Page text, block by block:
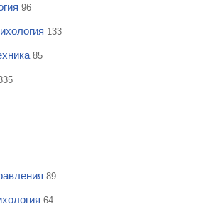
96
133
85
89
64